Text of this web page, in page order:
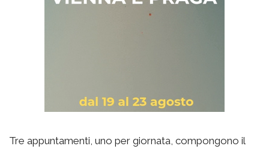
Tre appuntamenti, uno per giornata, compongono il